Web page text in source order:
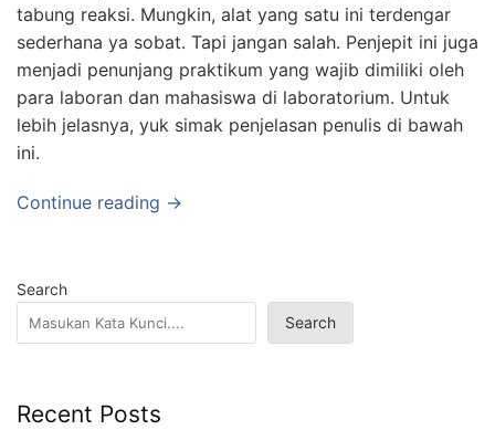
tabung reaksi. Mungkin, alat yang satu ini terdengar
sederhana ya sobat. Tapi jangan salah. Penjepit ini juga
menjadi penunjang praktikum yang wajib dimiliki oleh
para laboran dan mahasiswa di laboratorium. Untuk
lebih jelasnya, yuk simak penjelasan penulis di bawah
ini.
Continue reading →
Search
Search
Recent Posts